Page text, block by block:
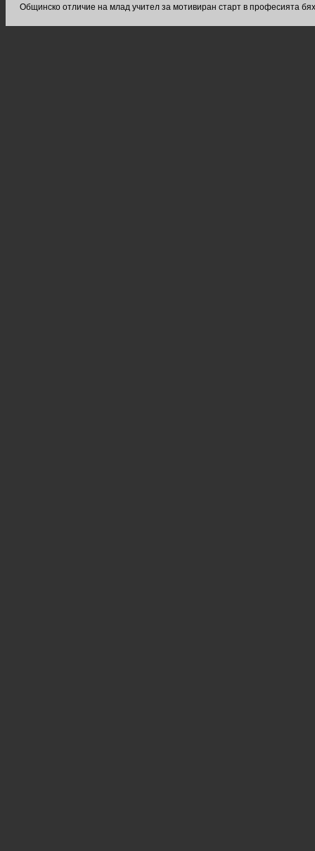
Общинско отличие на млад учител за мотивиран старт в професията